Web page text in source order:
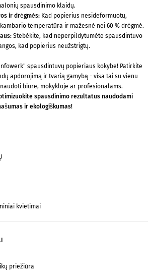
spausdinimo klaidų.
ir drėgmės: Kad popierius nesideformuotų,
temperatūra ir mažesnė nei 60 % drėgmė.
Stebėkite, kad neperpildytumėte spausdintuvo
kad popierius neužstrigtų.
spausdintuvų popieriaus kokybe! Patirkite
apdorojimą ir tvarią gamybą - visa tai su vienu
biure, mokykloje ar profesionalams.
spausdinimo rezultatus naudodami
ir ekologiškumas!
kvietimai
priežiūra